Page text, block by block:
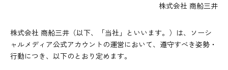
株式会社 商船三井
株式会社 商船三井（以下、「当社」といいます。）は、ソーシ
ャルメディア公式アカウントの運営において、遵守すべき姿勢・
行動につき、以下のとおり定めます。